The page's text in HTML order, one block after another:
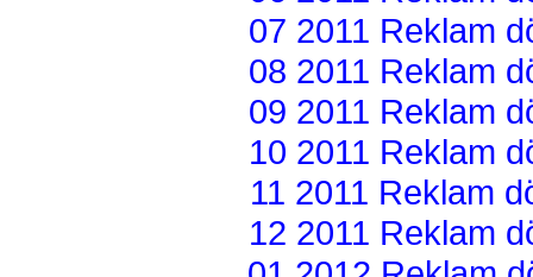
07 2011 Reklam
08 2011 Reklam
09 2011 Reklam
10 2011 Reklam
11 2011 Reklam
12 2011 Reklam